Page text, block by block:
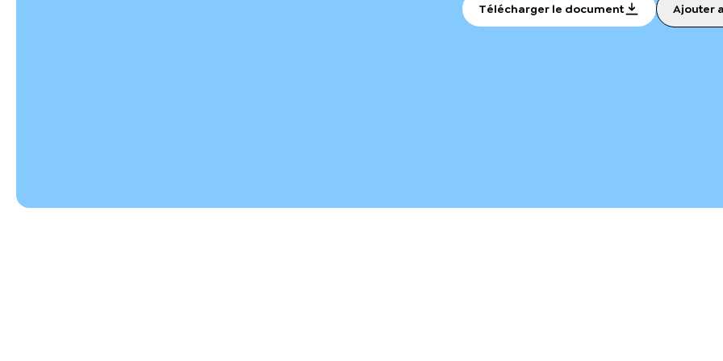
Télécharger le document Ajouter